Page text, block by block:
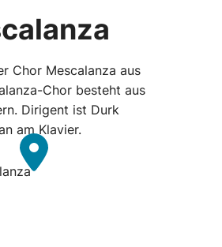
Chor Mescalanza aus
Chor besteht aus
Dirigent ist Durk
am Klavier.